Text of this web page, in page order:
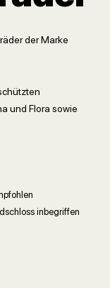
der Marke
und Flora sowie
inbegriffen